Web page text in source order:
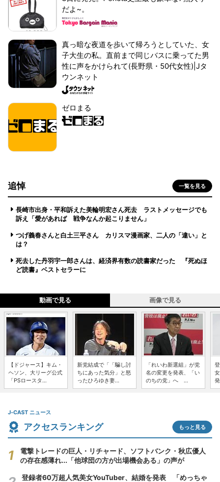
だよ~。
真っ暗な夜道を歩いて帰ろうとしていた、女
子大生の私。直前まで同じバスに乗ってた男
性に声をかけられて(長野県・50代女性)|Jタ
ウンネット
ゼロまる
追悼 一覧を見る
長崎市出身・平和訴えた美輪明宏さん死去 ラストメッセージでも
訴え「愛があれば 戦争なんか起こりません」
つげ義春さんと白土三平さん カリスマ漫画家、二人の「違い」と
は？
死去した丹羽宇一郎さんは、経済界有数の読書家だった 『死ぬほ
ど読書』ベストセラーに
動画で見る 画像で見る
【ドジャース】キム・
ヘソン、大リーグ公式
「PSロースタ...
新党結成で「「騙し討
ちにあった気分」と怒
ったひろゆき妻...
「れいわ新選組」が党
名の変更を発表、「い
のちの党」へ ...
J-CAST ニュース
アクセスランキング もっと見る
電撃トレードの巨人・リチャード、ソフトバンク・秋広優人
の存在感薄れ...「他球団の方が出場機会ある」の声が
登録者60万超人気美女YouTuber、結婚を発表 「めっちゃ